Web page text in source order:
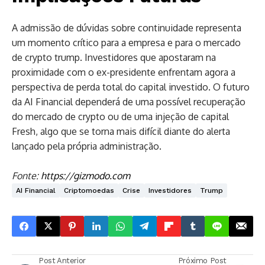
A admissão de dúvidas sobre continuidade representa
um momento crítico para a empresa e para o mercado
de crypto trump. Investidores que apostaram na
proximidade com o ex-presidente enfrentam agora a
perspectiva de perda total do capital investido. O futuro
da AI Financial dependerá de uma possível recuperação
do mercado de crypto ou de uma injeção de capital
Fresh, algo que se torna mais difícil diante do alerta
lançado pela própria administração.
Fonte: https://gizmodo.com
AI Financial Criptomoedas Crise Investidores Trump
Post Anterior Próximo Post